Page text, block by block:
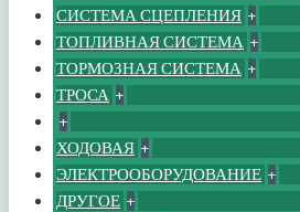
СИСТЕМА СЦЕПЛЕНИЯ +
ТОПЛИВНАЯ СИСТЕМА +
ТОРМОЗНАЯ СИСТЕМА +
ТРОСА +
+
ХОДОВАЯ +
ЭЛЕКТРООБОРУДОВАНИЕ +
ДРУГОЕ +